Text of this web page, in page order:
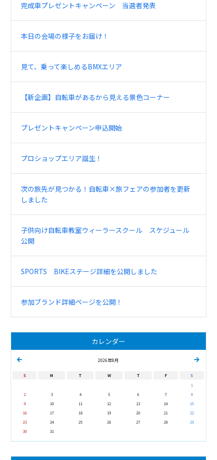
完成車プレゼントキャンペーン 当選者発表
本日の会場の様子をお届け！
見て、乗って楽しめるBMXエリア
【新企画】自転車があるから見える景色コーナー
プレゼントキャンペーン申込開始
プロショップエリア誕生！
次の旅先が見つかる！自転車×旅フェアの参加者を更新
しました
子供向け自転車教室ウィーラースクール スケジュール
公開
SPORTS BIKEステージ詳細を公開しました
参加ブランド詳細ページを公開！
カレンダー
2026年8月
S M T W T F
S
1
2
3 4 5 6 7
8
9
10 11 12 13 14
15
16
17 18 19 20 21
22
23
24 25 26 27 28
29
30
31